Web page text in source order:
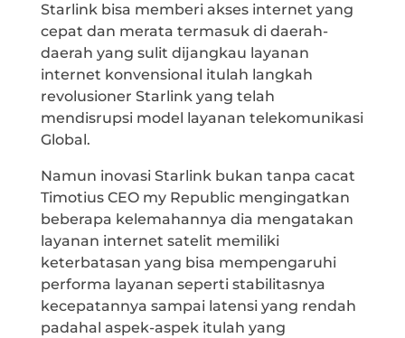
Starlink bisa memberi akses internet yang
cepat dan merata termasuk di daerah-
daerah yang sulit dijangkau layanan
internet konvensional itulah langkah
revolusioner Starlink yang telah
mendisrupsi model layanan telekomunikasi
Global.
Namun inovasi Starlink bukan tanpa cacat
Timotius CEO my Republic mengingatkan
beberapa kelemahannya dia mengatakan
layanan internet satelit memiliki
keterbatasan yang bisa mempengaruhi
performa layanan seperti stabilitasnya
kecepatannya sampai latensi yang rendah
padahal aspek-aspek itulah yang